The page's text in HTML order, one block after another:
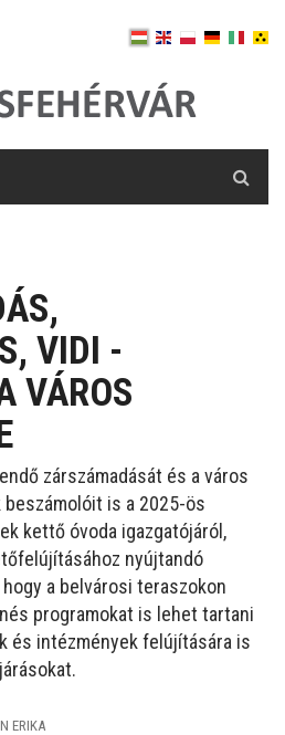
VIDI -
VÁROS
zárszámadását és a város
beszámolóit is a 2025-ös
kettő óvoda igazgatójáról,
nyújtandó
a belvárosi teraszokon
programokat is lehet tartani
és intézmények felújítására is
ERIKA